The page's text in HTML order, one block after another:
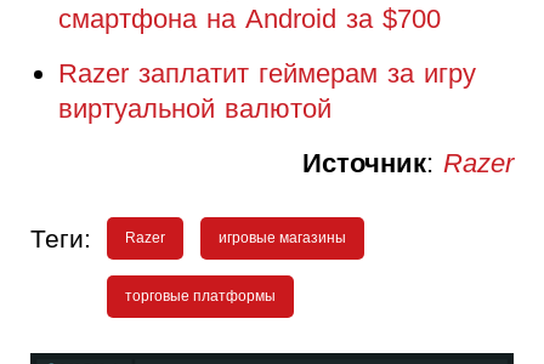
смартфона на Android за $700
Razer заплатит геймерам за игру
виртуальной валютой
Источник: Razer
Теги: Razer игровые магазины
торговые платформы